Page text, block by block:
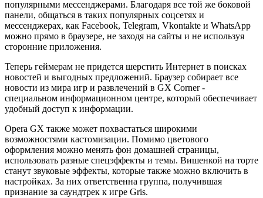
популярными мессенджерами. Благодаря все той же боковой
панели, общаться в таких популярных соцсетях и
мессенджерах, как Facebook, Telegram, Vkontakte и WhatsApp
можно прямо в браузере, не заходя на сайты и не используя
сторонние приложения.
Теперь геймерам не придется шерстить Интернет в поисках
новостей и выгодных предложений. Браузер собирает все
новости из мира игр и развлечений в GX Corner -
специальном информационном центре, который обеспечивает
удобный доступ к информации.
Opera GX также может похвастаться широкими
возможностями кастомизации. Помимо цветового
оформления можно менять фон домашней страницы,
использовать разные спецэффекты и темы. Вишенкой на торте
станут звуковые эффекты, которые также можно включить в
настройках. За них ответственна группа, получившая
признание за саундтрек к игре Gris.